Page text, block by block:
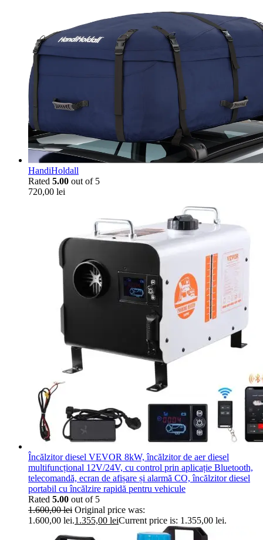
HandiHoldall
Rated 5.00 out of 5
720,00 lei
Încălzitor diesel VEVOR 8kW, încălzitor de aer diesel
multifuncțional 12V/24V, cu control prin aplicație Bluetooth,
telecomandă, ecran de afișare și alarmă CO, încălzitor diesel
portabil cu încălzire rapidă pentru vehicule
Rated 5.00 out of 5
1.600,00lei Original price was:
1.600,00 lei.1.355,00 leiCurrent price is: 1.355,00 lei.